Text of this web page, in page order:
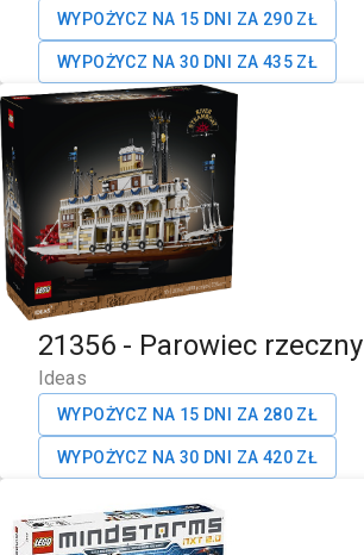
WYPOŻYCZ NA 15 DNI ZA 290 ZŁ
WYPOŻYCZ NA 30 DNI ZA 435 ZŁ
21356 - Parowiec rzeczny
Ideas
WYPOŻYCZ NA 15 DNI ZA 280 ZŁ
WYPOŻYCZ NA 30 DNI ZA 420 ZŁ